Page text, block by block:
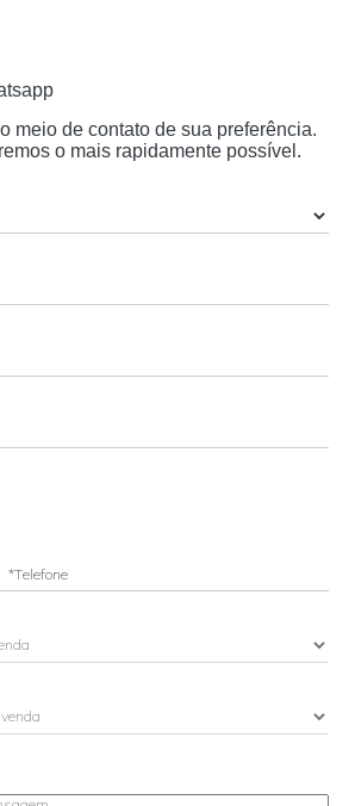
meio de contato de sua preferência.
o mais rapidamente possível.
*Telefone